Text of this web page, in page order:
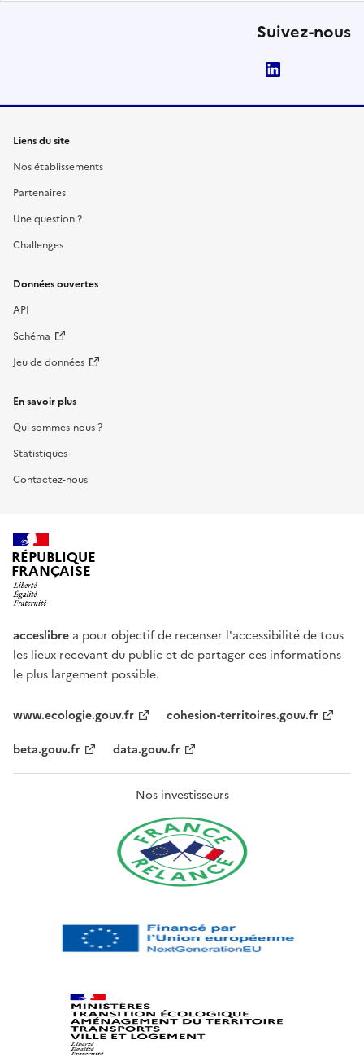
Suivez-nous
Liens du site
Nos établissements
Partenaires
Une question ?
Challenges
Données ouvertes
API
Schéma
Jeu de données
En savoir plus
Qui sommes-nous ?
Statistiques
Contactez-nous
RÉPUBLIQUE
FRANÇAISE
acceslibre a pour objectif de recenser l'accessibilité de tous
les lieux recevant du public et de partager ces informations
le plus largement possible.
www.ecologie.gouv.fr
cohesion-territoires.gouv.fr
beta.gouv.fr
data.gouv.fr
Nos investisseurs